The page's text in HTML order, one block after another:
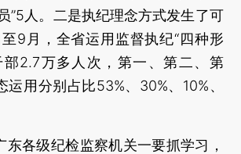
”5人。二是执纪理念方式发生了可
9月，全省运用监督执纪“四种形
部2.7万多人次，第一、第二、第
运用分别占比53%、30%、10%、
各级纪检监察机关一要抓学习，